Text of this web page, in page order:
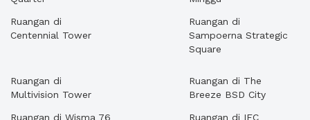
Ruangan di
Centennial Tower
Ruangan di
Sampoerna Strategic
Square
Ruangan di
Multivision Tower
Ruangan di Wisma 76
Ruangan di The
Breeze BSD City
Ruangan di IFC